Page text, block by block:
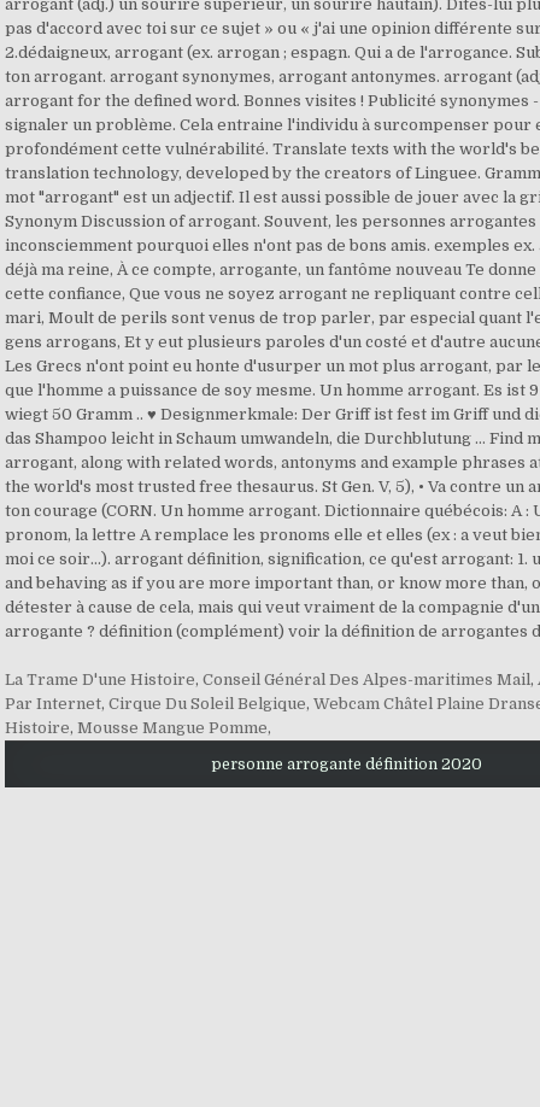
La Trame D'une Histoire,Conseil Général Des Alpes-maritimes Mail,
Par Internet,Cirque Du Soleil Belgique,Webcam Châtel Plaine
Histoire,Mousse Mangue Pomme,
personne arrogante définition 2020